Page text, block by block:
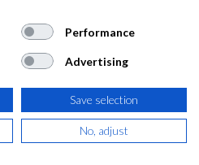
si tenemos stock en
limitada hasta fin de
Performance
Advertising
Save selection
No, adjust